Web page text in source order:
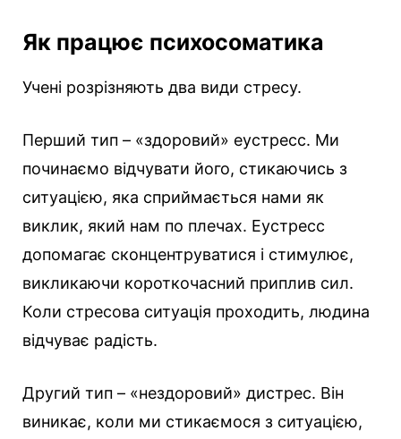
Як працює психосоматика
Учені розрізняють два види стресу.
Перший тип – «здоровий» еустресс. Ми
починаємо відчувати його, стикаючись з
ситуацією, яка сприймається нами як
виклик, який нам по плечах. Еустресс
допомагає сконцентруватися і стимулює,
викликаючи короткочасний приплив сил.
Коли стресова ситуація проходить, людина
відчуває радість.
Другий тип – «нездоровий» дистрес. Він
виникає, коли ми стикаємося з ситуацією,